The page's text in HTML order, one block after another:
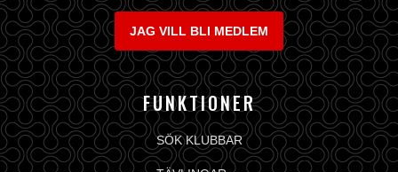
JAG VILL BLI MEDLEM
FUNKTIONER
SÖK KLUBBAR